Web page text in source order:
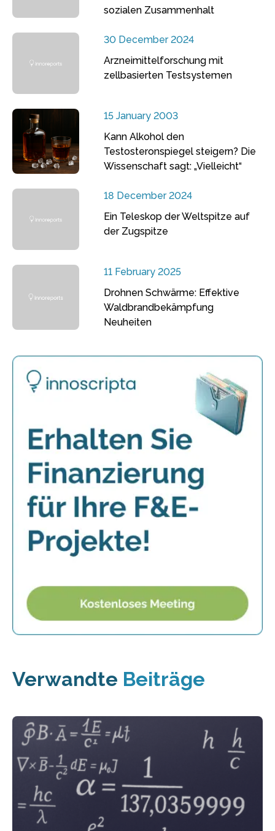
sozialen Zusammenhalt
30 December 2024
Arzneimittelforschung mit
zellbasierten Testsystemen
15 January 2003
Kann Alkohol den
Testosteronspiegel steigern? Die
Wissenschaft sagt: „Vielleicht“
18 December 2024
Ein Teleskop der Weltspitze auf
der Zugspitze
11 February 2025
Drohnen Schwärme: Effektive
Waldbrandbekämpfung
Neuheiten
Verwandte Beiträge